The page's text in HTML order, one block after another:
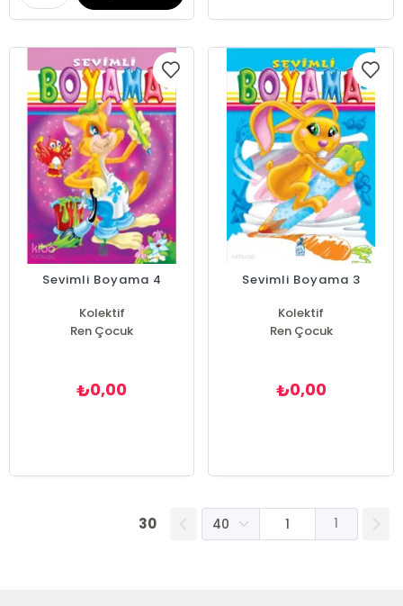
Sevimli Boyama 4
Kolektif
Ren Çocuk
₺0,00
Sevimli Boyama 3
Kolektif
Ren Çocuk
₺0,00
30 1